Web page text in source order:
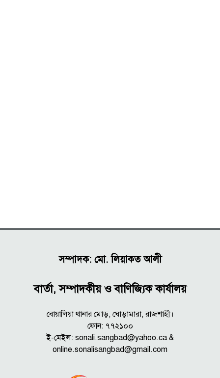
সম্পাদক: মো. লিয়াকত আলী
বার্তা, সম্পাদকীয় ও বাণিজ্যিক কার্যালয়
বোয়ালিয়া থানার মোড়, ঘোড়ামারা, রাজশাহী।
ফোন: ৭৭২১০০
ই-মেইল: sonali.sangbad@yahoo.ca &
online.sonalisangbad@gmail.com